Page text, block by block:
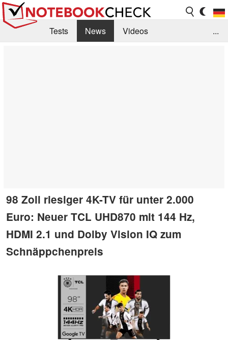
Tests News
Videos
...
98 Zoll riesiger 4K-TV für unter 2.000
Euro: Neuer TCL UHD870 mit 144 Hz,
HDMI 2.1 und Dolby Vision IQ zum
Schnäppchenpreis